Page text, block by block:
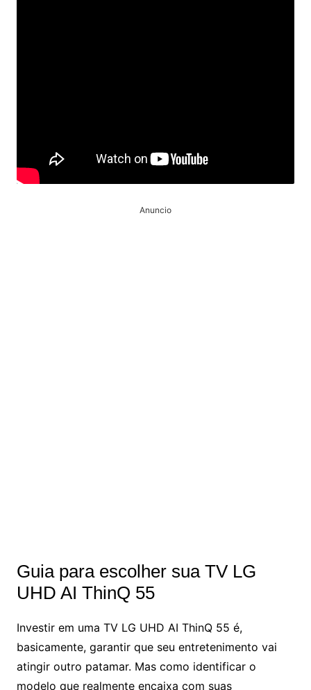
Anuncio
Guia para escolher sua TV LG
UHD AI ThinQ 55
Investir em uma TV LG UHD AI ThinQ 55 é,
basicamente, garantir que seu entretenimento vai
atingir outro patamar. Mas como identificar o
modelo que realmente encaixa com suas